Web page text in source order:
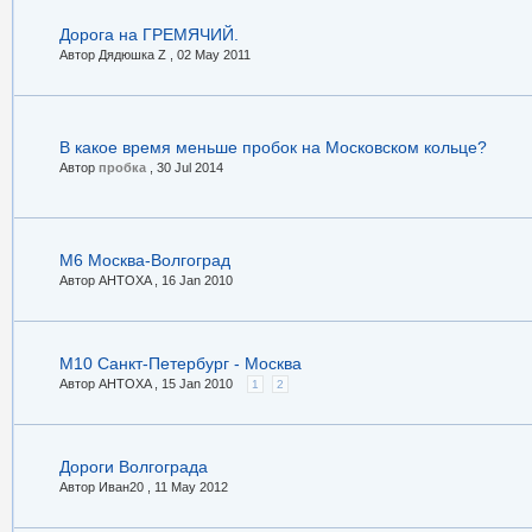
Дорога на ГРЕМЯЧИЙ.
Автор Дядюшка Z , 02 May 2011
В какое время меньше пробок на Московском кольце?
Автор пробка 30 Jul 2014
М6 Москва-Волгоград
Автор AHTOXA , 16 Jan 2010
М10 Санкт-Петербург - Москва
Автор AHTOXA , 15 Jan 2010 1 2
Дороги Волгограда
Автор Иван20 , 11 May 2012